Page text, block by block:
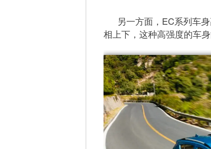
另一方面，EC系列车
相上下，这种高强度的车